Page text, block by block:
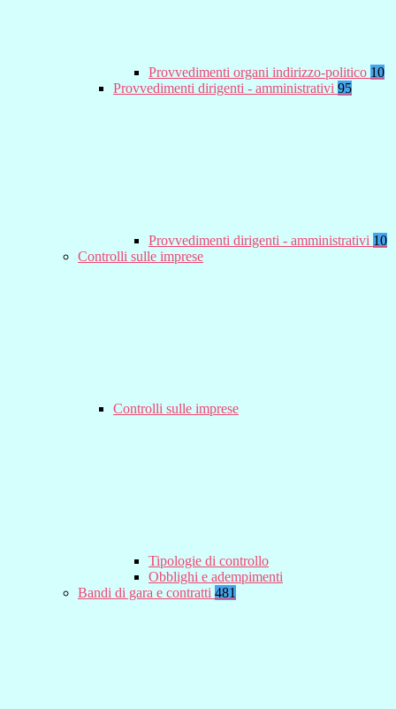
Provvedimenti organi indirizzo-politico 10
Provvedimenti dirigenti - amministrativi 95
Provvedimenti dirigenti - amministrativi 10
Controlli sulle imprese
Controlli sulle imprese
Tipologie di controllo
Obblighi e adempimenti
Bandi di gara e contratti 481